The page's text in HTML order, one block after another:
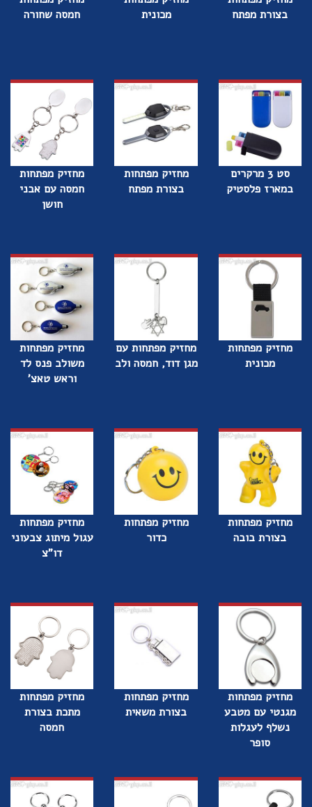
בצורת מפתח
מכונית
חמסה שחורה
סט 3 מרקרים
במארז פלסטיק
מחזיק מפתחות
בצורת מפתח
מחזיק מפתחות
חמסה עם אבני
חושן
מחזיק מפתחות
מכונית
מחזיק מפתחות עם
מגן דוד, חמסה ולב
מחזיק מפתחות
משולב פנס לד
וראש טאצ'
מחזיק מפתחות
בצורת בובה
מחזיק מפתחות
כדור
מחזיק מפתחות
עגול מיתוג צבעוני
דו"צ
מחזיק מפתחות
מגנטי עם מטבע
נשלף לעגלות
סופר
מחזיק מפתחות
בצורת משאית
מחזיק מפתחות
מתכת בצורת
חמסה